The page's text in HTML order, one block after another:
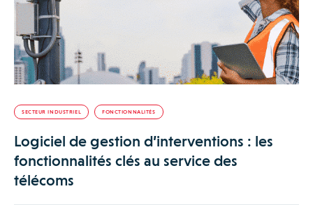
SECTEUR INDUSTRIEL FONCTIONNALITÉS
Logiciel de gestion d’interventions : les
fonctionnalités clés au service des
télécoms